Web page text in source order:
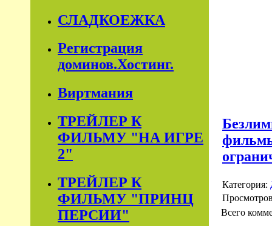
СЛАДКОЕЖКА
Регистрация
доминов.Хостинг.
Виртмания
ТРЕЙЛЕР К
ФИЛЬМУ "НА ИГРЕ
2"
ТРЕЙЛЕР К
ФИЛЬМУ "ПРИНЦ
ПЕРСИИ"
Категория:
Всего